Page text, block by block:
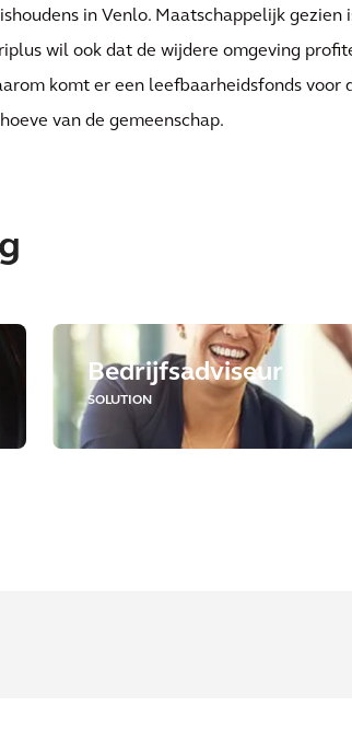
in Venlo. Maatschappelijk
wil ook dat de wijdere omgeving
komt er een leefbaarheidsfonds voor
van de gemeenschap.
Bedrijfsadviseur
SOLUTION